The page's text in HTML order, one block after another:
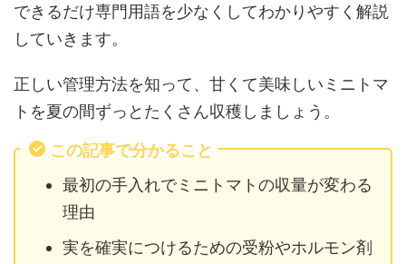
できるだけ専門用語を少なくしてわかりやすく解説
していきます。
正しい管理方法を知って、甘くて美味しいミニトマ
トを夏の間ずっとたくさん収穫しましょう。
この記事で分かること
最初の手入れでミニトマトの収量が変わる
理由
実を確実につけるための受粉やホルモン剤